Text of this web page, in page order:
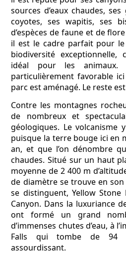
sources d’eaux chaudes,
coyotes, ses wapitis, ses
d’espèces de faune et de
il est le cadre parfait pour le
biodiversité
idéal pour les
particulièrement favorable
parc est aménagé. Le reste
Contre les montagnes
de nombreux et
géologiques. Le volcanisme
puisque la terre bouge ici en
an, et que l’on dénombre
chaudes. Situé sur un haut
moyenne de 2 400 m
de diamètre se trouve en
se distinguent, Yellow Stone
Canyon. Dans la luxuriance
ont formé un grand
d’immenses chutes d’eau, à
Falls qui tombe de 94
assourdissant.